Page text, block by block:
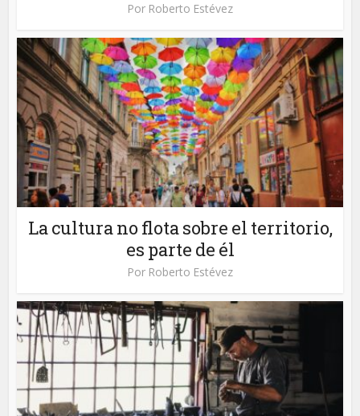
Por Roberto Estévez
La cultura no flota sobre el territorio,
es parte de él
Por Roberto Estévez